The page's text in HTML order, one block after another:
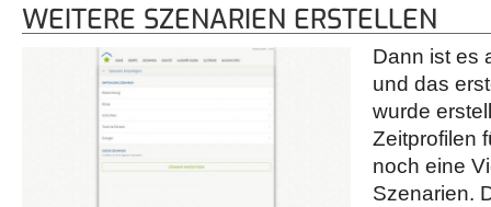
WEITERE SZENARIEN ERSTELLEN
Dann ist es
und das
wurde
Zeitprofilen
noch eine
Szenarien.